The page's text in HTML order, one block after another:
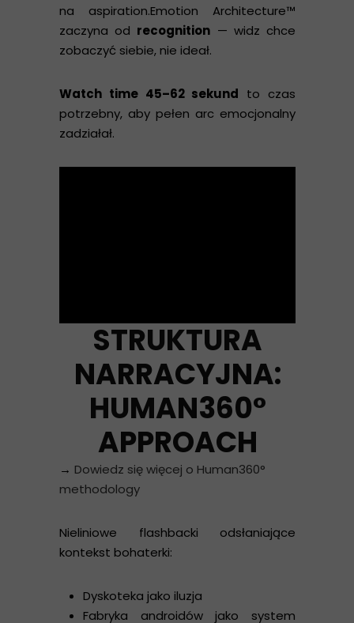
na aspiration.Emotion Architecture™
zaczyna od recognition — widz chce
zobaczyć siebie, nie ideał.
Watch time 45–62 sekund to czas
potrzebny, aby pełen arc emocjonalny
zadziałał.
STRUKTURA
NARRACYJNA:
HUMAN360°
APPROACH
→ Dowiedz się więcej o Human360°
methodology
Nieliniowe flashbacki odsłaniające
kontekst bohaterki:
Dyskoteka jako iluzja
Fabryka androidów jako system